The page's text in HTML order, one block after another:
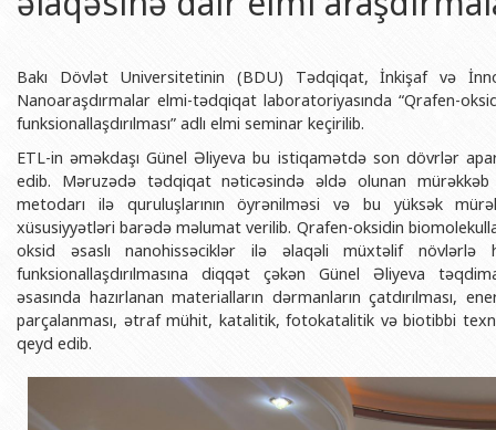
BDU-nun üzv olduğu beynəlxalq təşkilatlar
BDU-nun qrant layihələri
Rektorlarımız
BDU-nun məzunları
Fəxri doktorlarımız
BDU-da təhsil
BDU-da tədris olunan ixtisaslar
Universitet tarixinin ən mühüm hadisələri
Həmkarlar İttifaqı Komitəsi
Tədris Metodiki Şura
Xarici tələbələrlə iş şöbəsi
İctimaiyyətlə əlaqələr və
Humanitar məsələlər və gənclər
İnsan resursları və hüquq şöbəsi
Sənədlər və Müraciətlərlə iş
Maliyyə və təminat Departamenti
Keyfiyyətin təminatı, monitorinq
Mədəniyyət-yaradıcılıq Mərkəzi
İdman-sağlamlıq Mərkəzi
Biologiya fakültəsi
Ekologiya və
Coğrafiya fakültəsi
Geologiya fakültəsi
Filologiya fakültəsi
Tarix fakültəsi
Beynəlxalq
Jurnalistika fakültəsi
İnformasiya və
Şəxsi
Bakı Dövlət Universitetinin (BDU) Tədqiqat, İnkişaf və
Nanoaraşdırmalar elmi-tədqiqat laboratoriyasında “Qrafen-
funksionallaşdırılması” adlı elmi seminar keçirilib.
ETL-in əməkdaşı Günel Əliyeva bu istiqamətdə son dövrlər
edib. Məruzədə tədqiqat nəticəsində əldə olunan mürəkkəb
metodarı ilə quruluşlarının öyrənilməsi və bu yüksək
xüsusiyyətləri barədə məlumat verilib. Qrafen-oksidin
oksid əsaslı nanohissəciklər ilə əlaqəli müxtəlif
funksionallaşdırılmasına diqqət çəkən Günel Əliyeva
əsasında hazırlanan materialların dərmanların çatdırılması,
parçalanması, ətraf mühit, katalitik, fotokatalitik və biotibbi
qeyd edib.